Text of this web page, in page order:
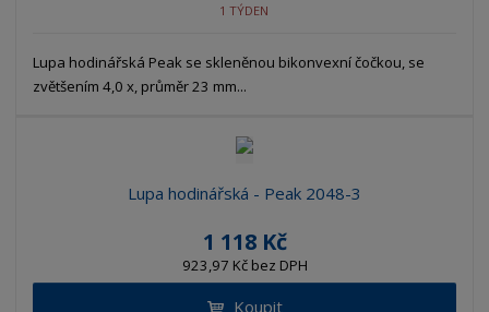
1 TÝDEN
Lupa hodinářská Peak se skleněnou bikonvexní čočkou, se
zvětšením 4,0 x, průměr 23 mm...
Lupa hodinářská - Peak 2048-3
1 118 Kč
923,97 Kč bez DPH
Koupit